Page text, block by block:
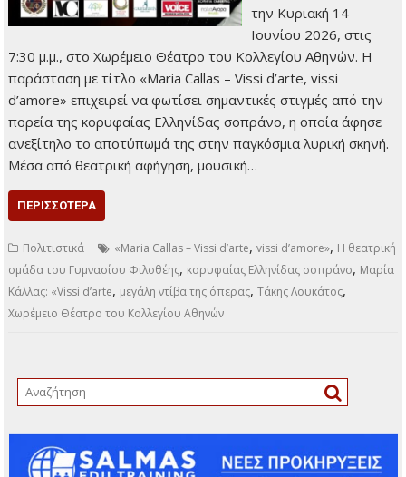
την Κυριακή 14
Ιουνίου 2026, στις
7:30 μ.μ., στο Χωρέμειο Θέατρο του Κολλεγίου Αθηνών. Η
παράσταση με τίτλο «Maria Callas – Vissi d’arte, vissi
d’amore» επιχειρεί να φωτίσει σημαντικές στιγμές από την
πορεία της κορυφαίας Ελληνίδας σοπράνο, η οποία άφησε
ανεξίτηλο το αποτύπωμά της στην παγκόσμια λυρική σκηνή.
Μέσα από θεατρική αφήγηση, μουσική…
ΠΕΡΙΣΣΌΤΕΡΑ
Πολιτιστικά «Maria Callas – Vissi d’arte,vissi d’amore», Η θεατρική
ομάδα του Γυμνασίου Φιλοθέης, κορυφαίας Ελληνίδας σοπράνο, Μαρία
Κάλλας: «Vissi d’arte, μεγάλη ντίβα της όπερας,Τάκης Λουκάτος,
Χωρέμειο Θέατρο του Κολλεγίου Αθηνών